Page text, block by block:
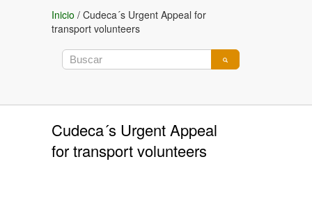
Inicio / Cudeca´s Urgent Appeal for
transport volunteers
Cudeca´s Urgent Appeal
for transport volunteers